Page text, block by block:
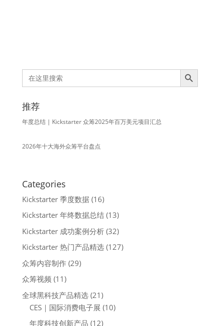
Search
for:
Search Button
推荐
年度总结 | Kickstarter 众筹2025年百万美元项目汇总
2026年十大海外众筹平台盘点
Categories
Kickstarter 季度数据(16)
Kickstarter 年终数据总结(13)
Kickstarter 成功案例分析(32)
Kickstarter 热门产品精选(127)
众筹内容制作(29)
众筹视频 (11)
全球黑科技产品精选(21)
CES｜国际消费电子展 (10)
年度科技创新产品 (12)